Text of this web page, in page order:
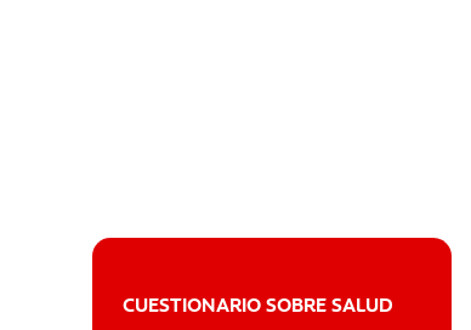
CUESTIONARIO SOBRE SALUD